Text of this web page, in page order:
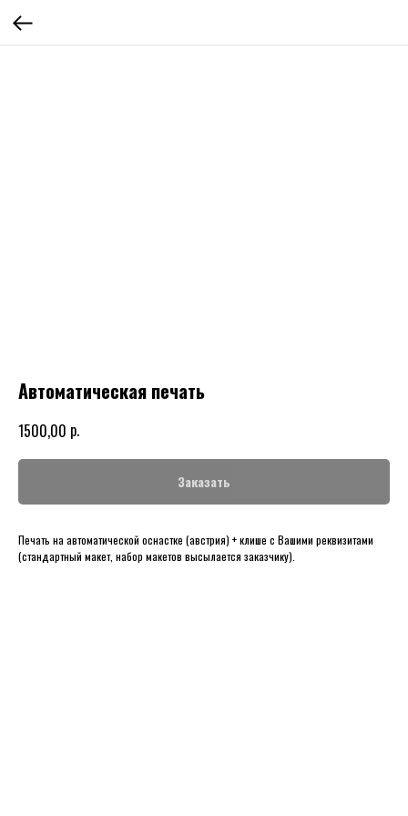
Автоматическая печать
1500,00 р.
Заказать
Печать на автоматической оснастке (австрия) + клише с Вашими реквизитами
(стандартный макет, набор макетов высылается заказчику).